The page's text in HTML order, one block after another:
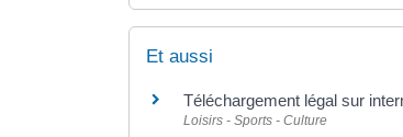
Et aussi
Téléchargement légal sur
Loisirs - Sports - Culture